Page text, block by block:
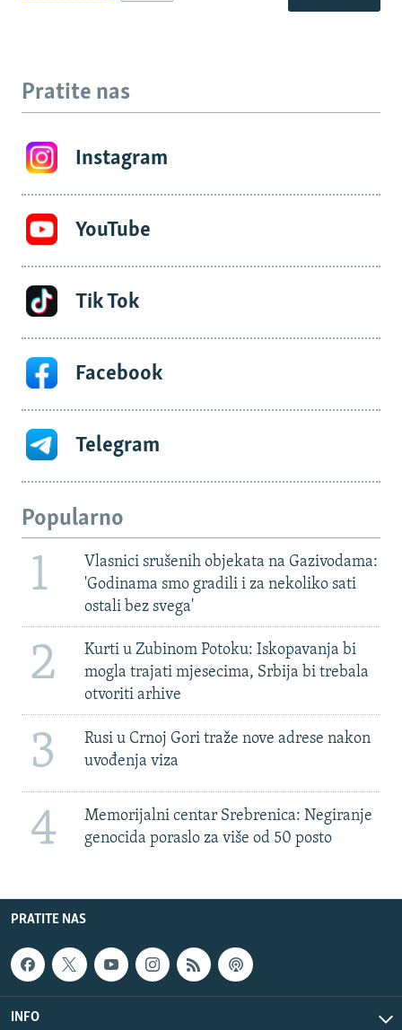
Pratite nas
Instagram
YouTube
Tik Tok
Facebook
Telegram
Popularno
1
Vlasnici srušenih objekata na Gazivodama:
'Godinama smo gradili i za nekoliko sati
ostali bez svega'
2
Kurti u Zubinom Potoku: Iskopavanja bi
mogla trajati mjesecima, Srbija bi trebala
otvoriti arhive
3
Rusi u Crnoj Gori traže nove adrese nakon
uvođenja viza
4
Memorijalni centar Srebrenica: Negiranje
genocida poraslo za više od 50 posto
PRATITE NAS
INFO